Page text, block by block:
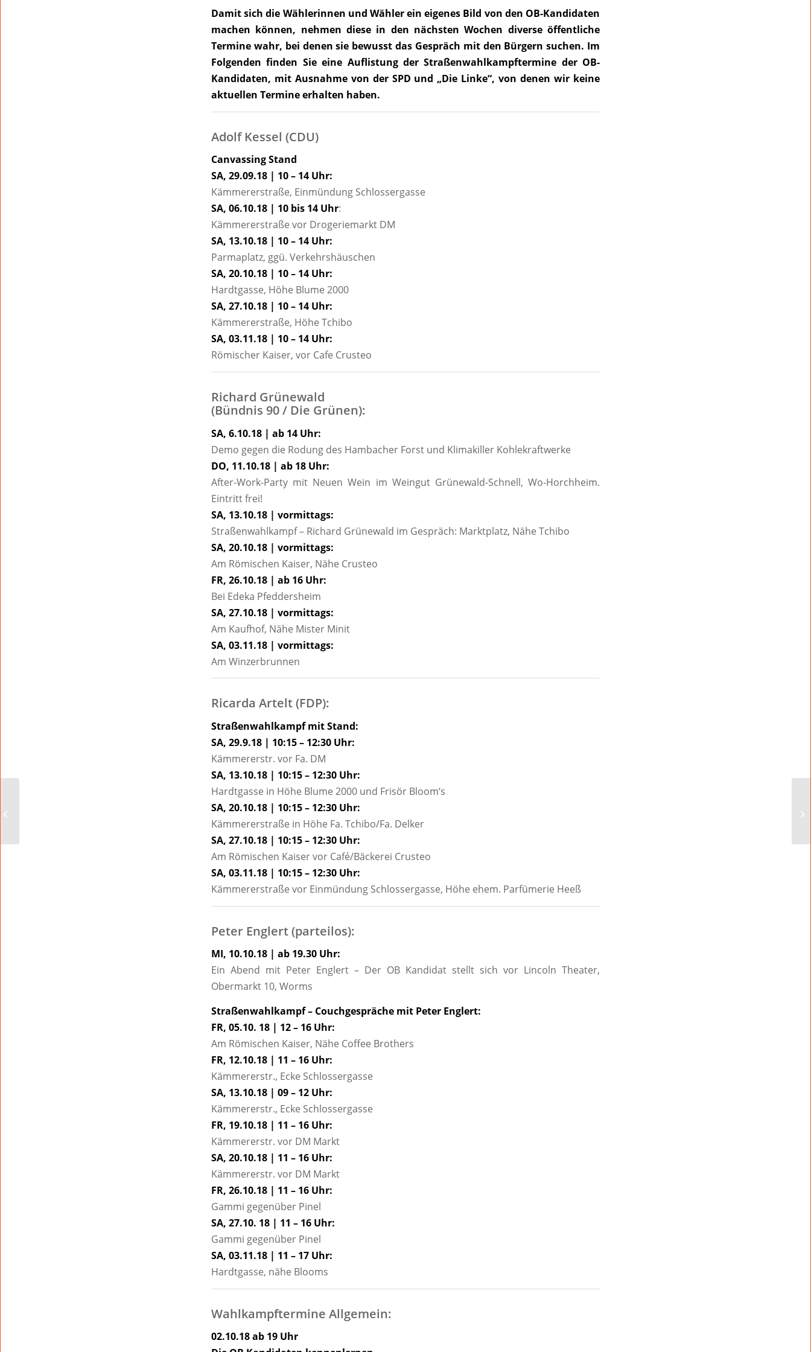
Damit sich die Wählerinnen und Wähler ein eigenes Bild von den OB-Kandidaten
machen können, nehmen diese in den nächsten Wochen diverse öffentliche
Termine wahr, bei denen sie bewusst das Gespräch mit den Bürgern suchen. Im
Folgenden finden Sie eine Auflistung der Straßenwahlkampftermine der OB-
Kandidaten, mit Ausnahme von der SPD und „Die Linke“, von denen wir keine
aktuellen Termine erhalten haben.
Adolf Kessel (CDU)
Canvassing Stand
SA, 29.09.18 | 10 – 14 Uhr:
Kämmererstraße, Einmündung Schlossergasse
SA, 06.10.18 | 10 bis 14 Uhr:
Kämmererstraße vor Drogeriemarkt DM
SA, 13.10.18 | 10 – 14 Uhr:
Parmaplatz, ggü. Verkehrshäuschen
SA, 20.10.18 | 10 – 14 Uhr:
Hardtgasse, Höhe Blume 2000
SA, 27.10.18 | 10 – 14 Uhr:
Kämmererstraße, Höhe Tchibo
SA, 03.11.18 | 10 – 14 Uhr:
Römischer Kaiser, vor Cafe Crusteo
Richard Grünewald
(Bündnis 90 / Die Grünen):
SA, 6.10.18 | ab 14 Uhr:
Demo gegen die Rodung des Hambacher Forst und Klimakiller Kohlekraftwerke
DO, 11.10.18 | ab 18 Uhr:
After-Work-Party mit Neuen Wein im Weingut Grünewald-Schnell, Wo-Horchheim.
Eintritt frei!
SA, 13.10.18 | vormittags:
Straßenwahlkampf – Richard Grünewald im Gespräch: Marktplatz, Nähe Tchibo
SA, 20.10.18 | vormittags:
Am Römischen Kaiser, Nähe Crusteo
FR, 26.10.18 | ab 16 Uhr:
Bei Edeka Pfeddersheim
SA, 27.10.18 | vormittags:
Am Kaufhof, Nähe Mister Minit
SA, 03.11.18 | vormittags:
Am Winzerbrunnen
Ricarda Artelt (FDP):
Straßenwahlkampf mit Stand:
SA, 29.9.18 | 10:15 – 12:30 Uhr:
Kämmererstr. vor Fa. DM
SA, 13.10.18 | 10:15 – 12:30 Uhr:
Hardtgasse in Höhe Blume 2000 und Frisör Bloom‘s
SA, 20.10.18 | 10:15 – 12:30 Uhr:
Kämmererstraße in Höhe Fa. Tchibo/Fa. Delker
SA, 27.10.18 | 10:15 – 12:30 Uhr:
Am Römischen Kaiser vor Café/Bäckerei Crusteo
SA, 03.11.18 | 10:15 – 12:30 Uhr:
Kämmererstraße vor Einmündung Schlossergasse, Höhe ehem. Parfümerie Heeß
Peter Englert (parteilos):
MI, 10.10.18 | ab 19.30 Uhr:
Ein Abend mit Peter Englert – Der OB Kandidat stellt sich vor Lincoln Theater,
Obermarkt 10, Worms
Straßenwahlkampf – Couchgespräche mit Peter Englert:
FR, 05.10. 18 | 12 – 16 Uhr:
Am Römischen Kaiser, Nähe Coffee Brothers
FR, 12.10.18 | 11 – 16 Uhr:
Kämmererstr., Ecke Schlossergasse
SA, 13.10.18 | 09 – 12 Uhr:
Kämmererstr., Ecke Schlossergasse
FR, 19.10.18 | 11 – 16 Uhr:
Kämmererstr. vor DM Markt
SA, 20.10.18 | 11 – 16 Uhr:
Kämmererstr. vor DM Markt
FR, 26.10.18 | 11 – 16 Uhr:
Gammi gegenüber Pinel
SA, 27.10. 18 | 11 – 16 Uhr:
Gammi gegenüber Pinel
SA, 03.11.18 | 11 – 17 Uhr:
Hardtgasse, nähe Blooms
Wahlkampftermine Allgemein:
02.10.18 ab 19 Uhr